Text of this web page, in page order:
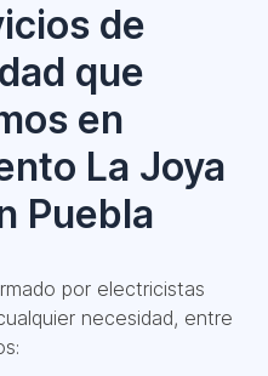
de
que
en
La Joya
Puebla
por electricistas
necesidad, entre